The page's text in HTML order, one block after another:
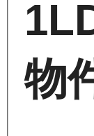
物